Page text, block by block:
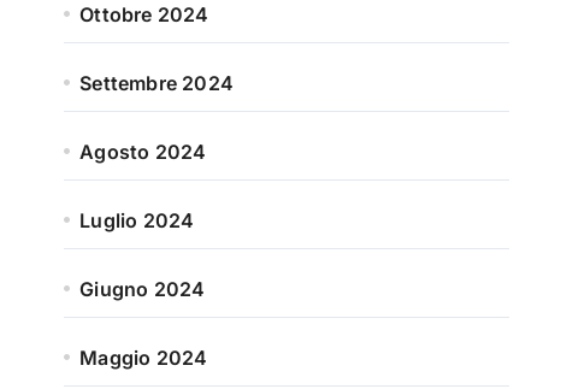
Ottobre 2024
Settembre 2024
Agosto 2024
Luglio 2024
Giugno 2024
Maggio 2024